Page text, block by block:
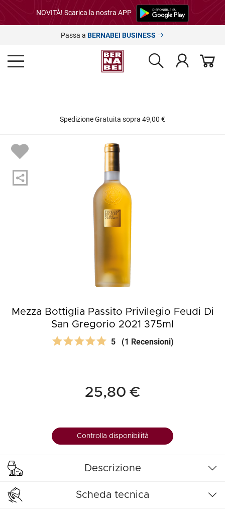
NOVITÀ! Scarica la nostra APP
Passa a BERNABEI BUSINESS
Spedizione Gratuita sopra 49,00 €
Mezza Bottiglia Passito Privilegio Feudi Di
San Gregorio 2021 375ml
5 (1 Recensioni)
25,80 €
Controlla disponibilità
Descrizione
Scheda tecnica